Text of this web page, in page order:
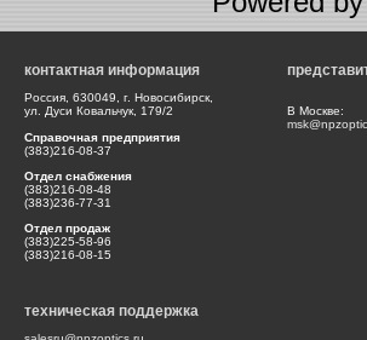
контактная информация
Россия, 630049, г. Новосибирск,
ул. Дуси Ковальчук, 179/2
Справочная предприятия
(383)216-08-37
Отдел снабжения
(383)216-08-48
(383)236-77-31
Отдел продаж
(383)225-58-96
(383)216-08-15
В Москве:
техническая поддержка